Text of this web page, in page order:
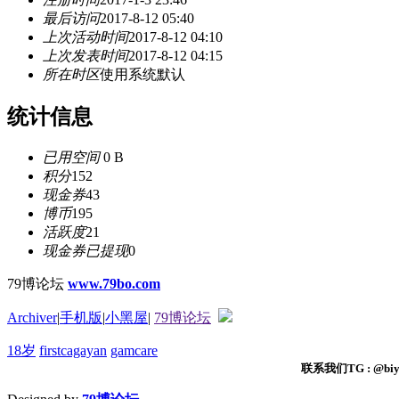
最后访问2017-8-12 05:40
上次活动时间2017-8-12 04:10
上次发表时间2017-8-12 04:15
所在时区使用系统默认
统计信息
已用空间0 B
积分152
现金券43
博币195
活跃度21
现金券已提现0
79博论坛 www.79bo.com
Archiver|手机版|小黑屋| 79博论坛
18岁 firstcagayan gamcare
联系我们TG :